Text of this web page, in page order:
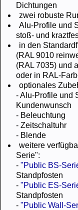
Dichtungen
zwei robuste
Alu-Profile und
stoß- und
in den
(RAL 9010
(RAL 7035) und
oder in RAL-
optionales
- Alu-Profile und
Kundenwunsch
- Beleuchtung
- Zeitschaltuhr
- Blende
weitere
Serie":
- "Public BS-
Standpfosten
- "Public ES-
Standpfosten
- "Public Wall-